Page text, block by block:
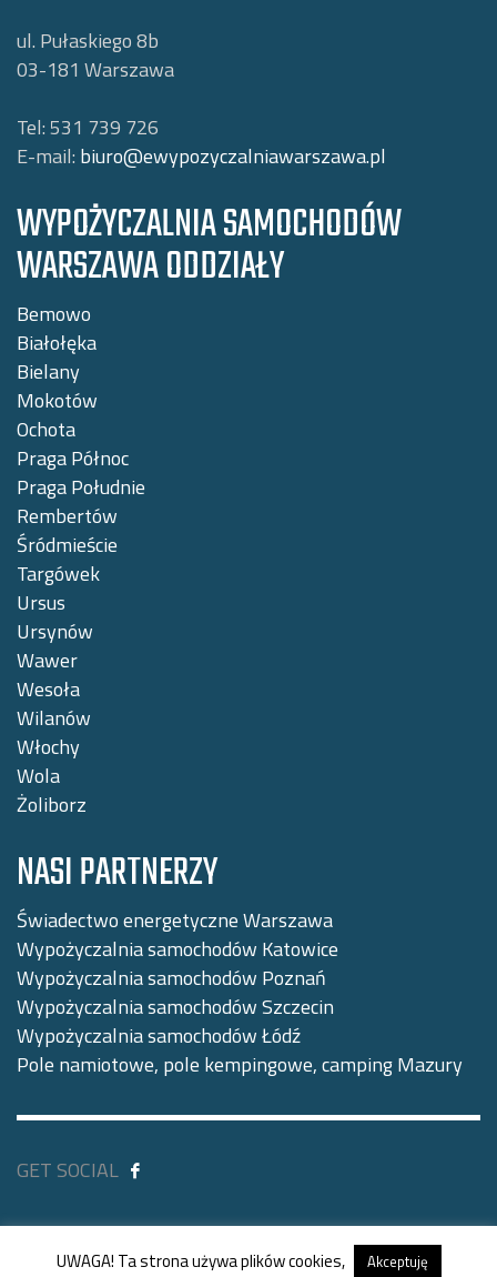
ul. Pułaskiego 8b
03-181 Warszawa
Tel:531 739 726
E-mail: biuro@ewypozyczalniawarszawa.pl
WYPOŻYCZALNIA SAMOCHODÓW
WARSZAWA ODDZIAŁY
Bemowo
Białołęka
Bielany
Mokotów
Ochota
Praga Północ
Praga Południe
Rembertów
Śródmieście
Targówek
Ursus
Ursynów
Wawer
Wesoła
Wilanów
Włochy
Wola
Żoliborz
NASI PARTNERZY
Świadectwo energetyczne Warszawa
Wypożyczalnia samochodów Katowice
Wypożyczalnia samochodów Poznań
Wypożyczalnia samochodów Szczecin
Wypożyczalnia samochodów Łódź
Pole namiotowe, pole kempingowe, camping Mazury
GET SOCIAL
© Copyright ewypozyczalniawarszawa.pl. Wszystkie
prawa zastrzeżone.
UWAGA! Ta strona używa plików cookies, Akceptuję